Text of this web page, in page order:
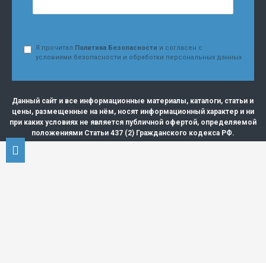
Я прочитал Политика Безопасности и согласен с
условиями безопасности и обработки персональных данных
Данный сайт и все информационные материалы, каталоги, статьи и
цены, размещенные на нём, носят информационный характер и ни
при каких условиях не является публичной офертой, определяемой
положениями Статьи 437 (2) Гражданского кодекса РФ.